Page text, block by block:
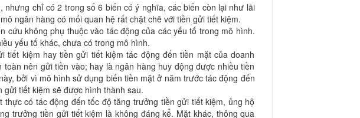
chỉ có 2 trong số 6 biến có ý nghĩa, các biến còn lại như lãi
ngân hàng có mối quan hệ rất chặt chẽ với tiền gửi tiết kiệm.
cứu không phụ thuộc vào tác động của các yếu tố trong mô hình.
yếu tố khác, chưa có trong mô hình.
kiệm hay tiền gửi tiết kiệm tác động đến tiền mặt của doanh
nên gửi tiền vào; hay là ngân hàng huy động được nhiều tiền
bởi vì mô hình sử dụng biến tiền mặt ở năm trước tác động đến
tiết kiệm sẽ được hình thành sau.
có tác động đến tốc độ tăng trưởng tiền gửi tiết kiệm, ủng hộ
trưởng tiền gửi tiết kiệm là không đáng kể. Mặt khác, thông qua